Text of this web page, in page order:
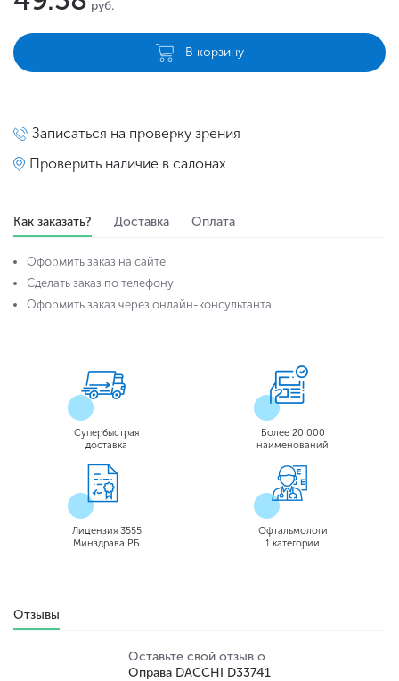
руб.
В корзину
Записаться на проверку зрения
Проверить наличие в салонах
Как заказать? Доставка Оплата
Оформить заказ на сайте
Сделать заказ по телефону
Оформить заказ через онлайн-консультанта
Супербыстрая
доставка
Более 20 000
наименований
Лицензия 3555
Минздрава РБ
Офтальмологи
1 категории
Отзывы
Оставьте свой отзыв о
Оправа DACCHI D33741